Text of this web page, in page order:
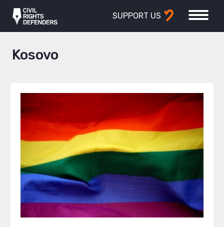
SUPPORT US
Kosovo